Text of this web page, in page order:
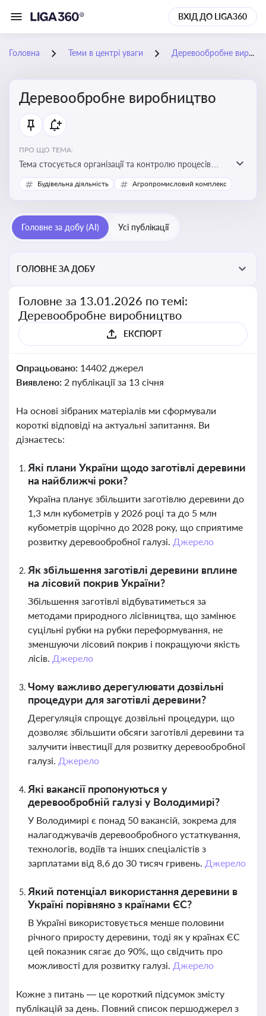
ВХІД ДО LIGA360
Головна Теми в центрі уваги Деревообробне виробництво
Деревообробне виробництво
ПРО ЩО ТЕМА:
Тема стосується організації та контролю процесів
переробки деревини, дотримання технічних
стандартів, екологічних вимог і безпеки праці на
Будівельна діяльність Агропромисловий комплекс
Головне за добу (AI) Усі публікації
ГОЛОВНЕ ЗА ДОБУ
Головне за 13.01.2026 по темі:
Деревообробне виробництво
ЕКСПОРТ
Опрацьовано: 14402 джерел
Виявлено: 2 публікації за 13 січня
На основі зібраних матеріалів ми сформували
короткі відповіді на актуальні запитання. Ви
дізнаєтесь:
Які плани України щодо заготівлі деревини
на найближчі роки?
Україна планує збільшити заготівлю деревини до
1,3 млн кубометрів у 2026 році та до 5 млн
кубометрів щорічно до 2028 року, що сприятиме
розвитку деревообробної галузі. Джерело
Як збільшення заготівлі деревини вплине
на лісовий покрив України?
Збільшення заготівлі відбуватиметься за
методами природного лісівництва, що замінює
суцільні рубки на рубки переформування, не
зменшуючи лісовий покрив і покращуючи якість
лісів. Джерело
Чому важливо дерегулювати дозвільні
процедури для заготівлі деревини?
Дерегуляція спрощує дозвільні процедури, що
дозволяє збільшити обсяги заготівлі деревини та
залучити інвестиції для розвитку деревообробної
галузі. Джерело
Які вакансії пропонуються у
деревообробній галузі у Володимирі?
У Володимирі є понад 50 вакансій, зокрема для
налагоджувачів деревообробного устаткування,
технологів, водіїв та інших спеціалістів з
зарплатами від 8,6 до 30 тисяч гривень. Джерело
Який потенціал використання деревини в
Україні порівняно з країнами ЄС?
В Україні використовується менше половини
річного приросту деревини, тоді як у країнах ЄС
цей показник сягає до 90%, що свідчить про
можливості для розвитку галузі. Джерело
Кожне з питань — це короткий підсумок змісту
публікацій за день. Повний список першоджерел з